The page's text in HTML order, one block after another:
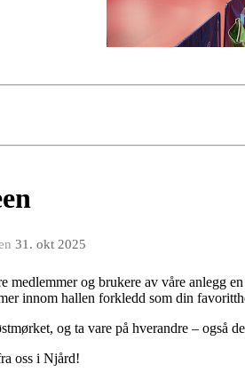
31. okt 2025
medlemmer og brukere av våre anlegg
innom hallen forkledd som din
og ta vare på hverandre – også
oss i Njård!